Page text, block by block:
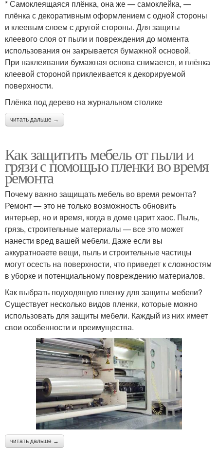
* Самоклеящаяся плёнка, она же — самоклейка, —
плёнка с декоративным оформлением с одной стороны
и клеевым слоем с другой стороны. Для защиты
клеевого слоя от пыли и повреждения до момента
использования он закрывается бумажной основой.
При наклеивании бумажная основа снимается, и плёнка
клеевой стороной приклеивается к декорируемой
поверхности.
Плёнка под дерево на журнальном столике
читать дальше →
Как защитить мебель от пыли и
грязи с помощью пленки во время
ремонта
Почему важно защищать мебель во время ремонта?
Ремонт — это не только возможность обновить
интерьер, но и время, когда в доме царит хаос. Пыль,
грязь, строительные материалы — все это может
нанести вред вашей мебели. Даже если вы
аккуратноаете вещи, пыль и строительные частицы
могут осесть на поверхности, что приведет к сложностям
в уборке и потенциальному повреждению материалов.
Как выбрать подходящую пленку для защиты мебели?
Существует несколько видов пленки, которые можно
использовать для защиты мебели. Каждый из них имеет
свои особенности и преимущества.
читать дальше →